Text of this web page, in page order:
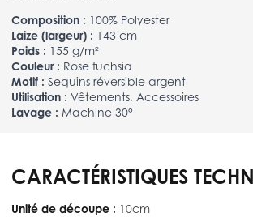
Composition : 100% Polyester
Laize (largeur) : 143 cm
Poids : 155 g/m²
Couleur : Rose fuchsia
Motif : Sequins réversible argent
Utilisation : Vêtements, Accessoires
Lavage : Machine 30°
CARACTÉRISTIQUES
Unité de découpe : 10cm